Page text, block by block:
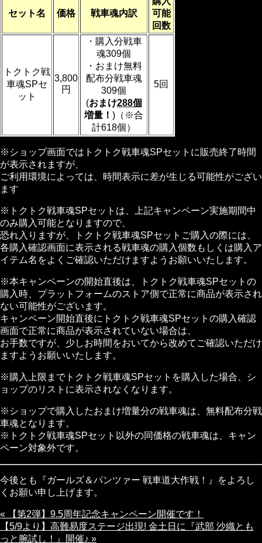
セット名 価格 戦車魂内訳
可能
回数
トクトク戦
車魂SPセ
ット
3,800
円
・購入分戦車
魂309個
・おまけ無料
配布分戦車魂
309個
(おまけ288個
増量！ )（※合
計618個）
5回
※ショップ画面ではトクトク戦車魂SPセットに販売終了時間
が表示されますが、
ご利用環境によっては、時間表示に差が生じる可能性がござい
ます
※トクトク戦車魂SPセットは、上記キャンペーン実施期間中
のみ購入可能となりますので、
恐れ入りますが、トクトク戦車魂SPセットご購入の際には、
各購入確認画面に表示される戦車魂の購入個数もしくは購入ア
イテム名をよくご確認いただけますようお願いいたします。
※本キャンペーンの開始直後は、トクトク戦車魂SPセットの
購入時、プラットフォームのストア側で正常に商品が表示され
ない可能性がございます。
キャンペーン開始直後にトクトク戦車魂SPセットの購入確認
画面で正常に商品が表示されていない場合は、
お手数ですが、少しお時間をおいてから改めてご確認いただけ
ますようお願いいたします。
※購入上限までトクトク戦車魂SPセットを購入した場合、シ
ョップのリストに表示されなくなります。
※ショップで購入したおまけ増量分の戦車魂は、無料配布分戦
車魂となります。
※トクトク戦車魂SPセット以外の同価格の戦車魂は、キャン
ペーン対象外です。
今後とも『ガールズ＆パンツァー 戦車道大作戦！』をよろし
くお願い申し上げます。
« 【第2弾】9.5周年記念キャンペーン開催です！
【5/9より】高難易度ステージ出現! 金土日に『武部 沙織とも
っと腕試し！』開催♪ »